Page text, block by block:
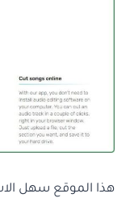
هذا الموقع سهل